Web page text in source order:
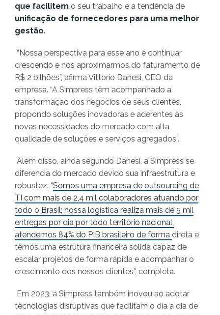
que facilitem o seu trabalho e a tendência de
unificação de fornecedores para uma melhor
gestão.
“Nossa perspectiva para esse ano é continuar
crescendo e nos aproximarmos do faturamento de
R$ 2 bilhões”, afirma Vittorio Danesi, CEO da
empresa. “A Simpress têm acompanhado a
transformação dos negócios de seus clientes,
propondo soluções inovadoras e aderentes às
novas necessidades do mercado com alta
qualidade de soluções e serviços agregados”.
Além disso, ainda segundo Danesi, a Simpress se
diferencia do mercado devido sua infraestrutura e
robustez. “Somos uma empresa de outsourcing de
TI com mais de 2,4 mil colaboradores atuando por
todo o Brasil; nossa logística realiza mais de 5 mil
entregas por dia por todo território nacional,
atendemos 84% do PIB brasileiro de forma direta e
temos uma estrutura financeira sólida capaz de
escalar projetos de forma rápida e acompanhar o
crescimento dos nossos clientes”, completa.
Em 2023, a Simpress também inovou ao adotar
tecnologias disruptivas que facilitam o dia a dia de